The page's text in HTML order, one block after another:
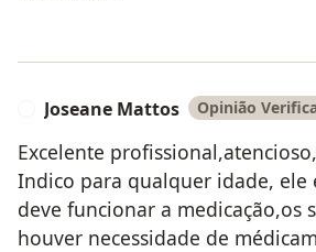
Joseane Mattos Opinião
Excelente
Indico para qualquer idade, ele
deve funcionar a medicação,os
houver necessidade de